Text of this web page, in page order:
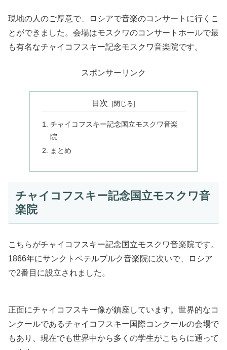
現地の人のご厚意で、ロシアで音楽のコンサートに行くこ
とができました。会場はモスクワのコンサートホールで最
も有名なチャイコフスキー記念モスクワ音楽院です。
スポンサーリンク
目次
チャイコフスキー記念国立モスクワ音楽
院
まとめ
チャイコフスキー記念国立モスクワ音
楽院
こちらがチャイコフスキー記念国立モスクワ音楽院です。
1866年にサンクトペテルブルク音楽院に次いで、ロシア
で2番目に設立されました。
正面にチャイコフスキー像が鎮座しています。世界的なコ
ンクールであるチャイコフスキー国際コンクールの会場で
もあり、現在でも世界中から多くの学生がこちらに通って